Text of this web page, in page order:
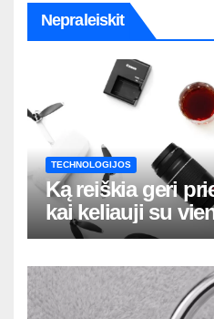
Nepraleiskit
TECHNOLOGIJOS
Ką reiškia geri
kai keliauji su
krepšiu